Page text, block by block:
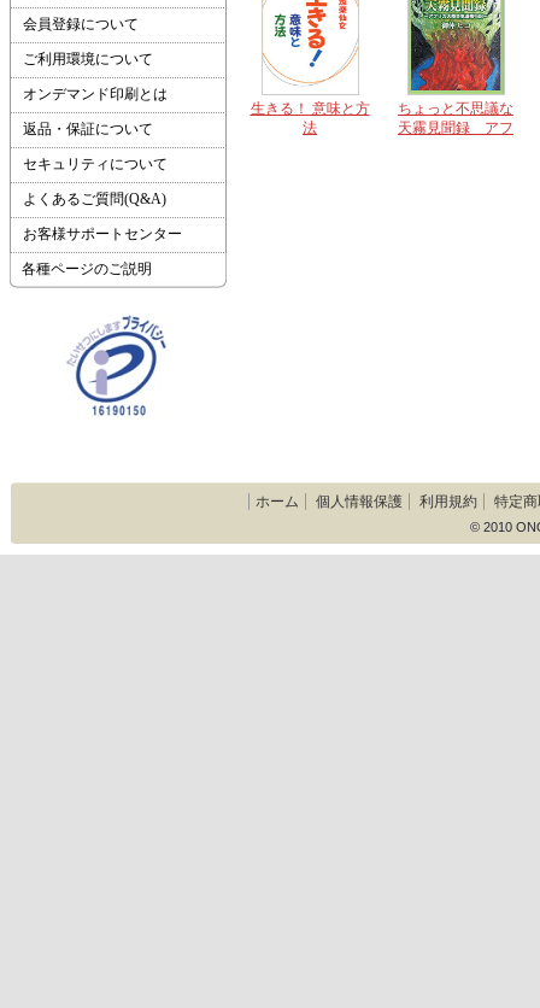
会員登録について
ご利用環境について
オンデマンド印刷とは
返品・保証について
セキュリティについて
よくあるご質問(Q&A)
お客様サポートセンター
各種ページのご説明
生きる！ 意味と方
法
ちょっと不思議な
天霧見聞録 アフ
ホーム 個人情報保護 利用規約 特定
© 2010